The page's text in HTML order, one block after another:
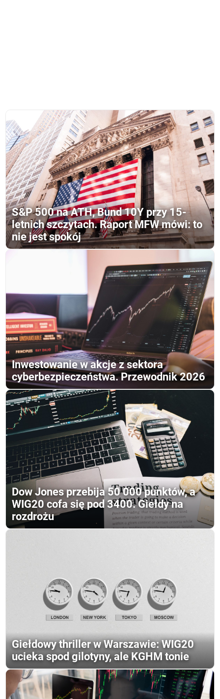
S&P 500 na ATH, Bund 10Y przy 15-
letnich szczytach. Raport MFW mówi: to
nie jest spokój
Inwestowanie w akcje z sektora
cyberbezpieczeństwa. Przewodnik 2026
Dow Jones przebija 50 000 punktów, a
WIG20 cofa się pod 3400. Giełdy na
rozdrożu
Giełdowy thriller w Warszawie: WIG20
ucieka spod gilotyny, ale KGHM tonie